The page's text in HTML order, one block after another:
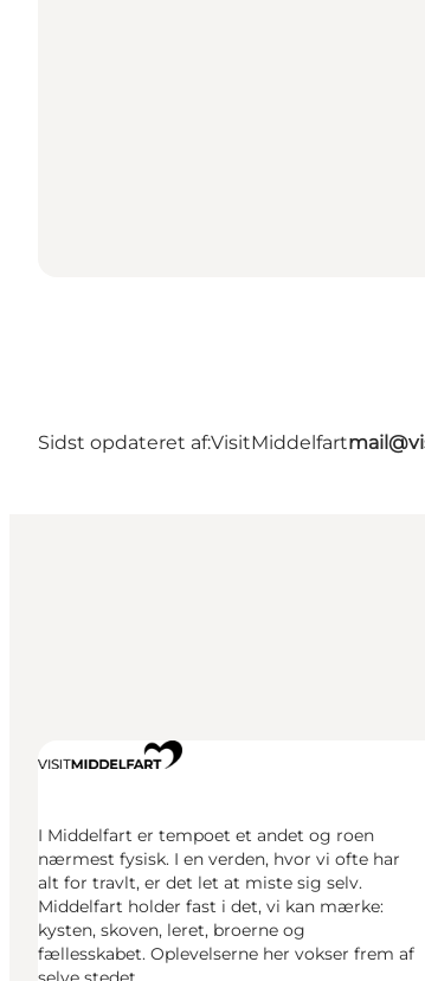
Sidst opdateret af:VisitMiddelfart
I Middelfart er tempoet et andet og roen
nærmest fysisk. I en verden, hvor vi ofte har
alt for travlt, er det let at miste sig selv.
Middelfart holder fast i det, vi kan mærke:
kysten, skoven, leret, broerne og
fællesskabet. Oplevelserne her vokser frem af